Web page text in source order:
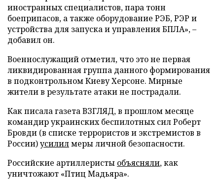
иностранных специалистов, пара тонн
боеприпасов, а также оборудование РЭБ, РЭР и
устройства для запуска и управления БПЛА», –
добавил он.
Военнослужащий отметил, что это не первая
ликвидированная группа данного формирования
в подконтрольном Киеву Херсоне. Мирные
жители в результате атаки не пострадали.
Как писала газета ВЗГЛЯД, в прошлом месяце
командир украинских беспилотных сил Роберт
Бровди (в списке террористов и экстремистов в
России)усилилмеры личной безопасности.
Российские артиллеристы объясняли, как
уничтожают «Птиц Мадьяра».